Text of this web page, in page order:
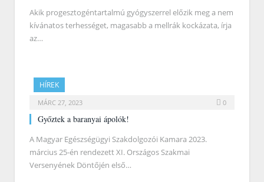
Akik progesztogéntartalmú gyógyszerrel előzik meg a nem
kívánatos terhességet, magasabb a mellrák kockázata, írja
az…
HÍREK
MÁRC 27, 2023 0
Győztek a baranyai ápolók!
A Magyar Egészségügyi Szakdolgozói Kamara 2023.
március 25-én rendezett XI. Országos Szakmai
Versenyének Döntőjén első…